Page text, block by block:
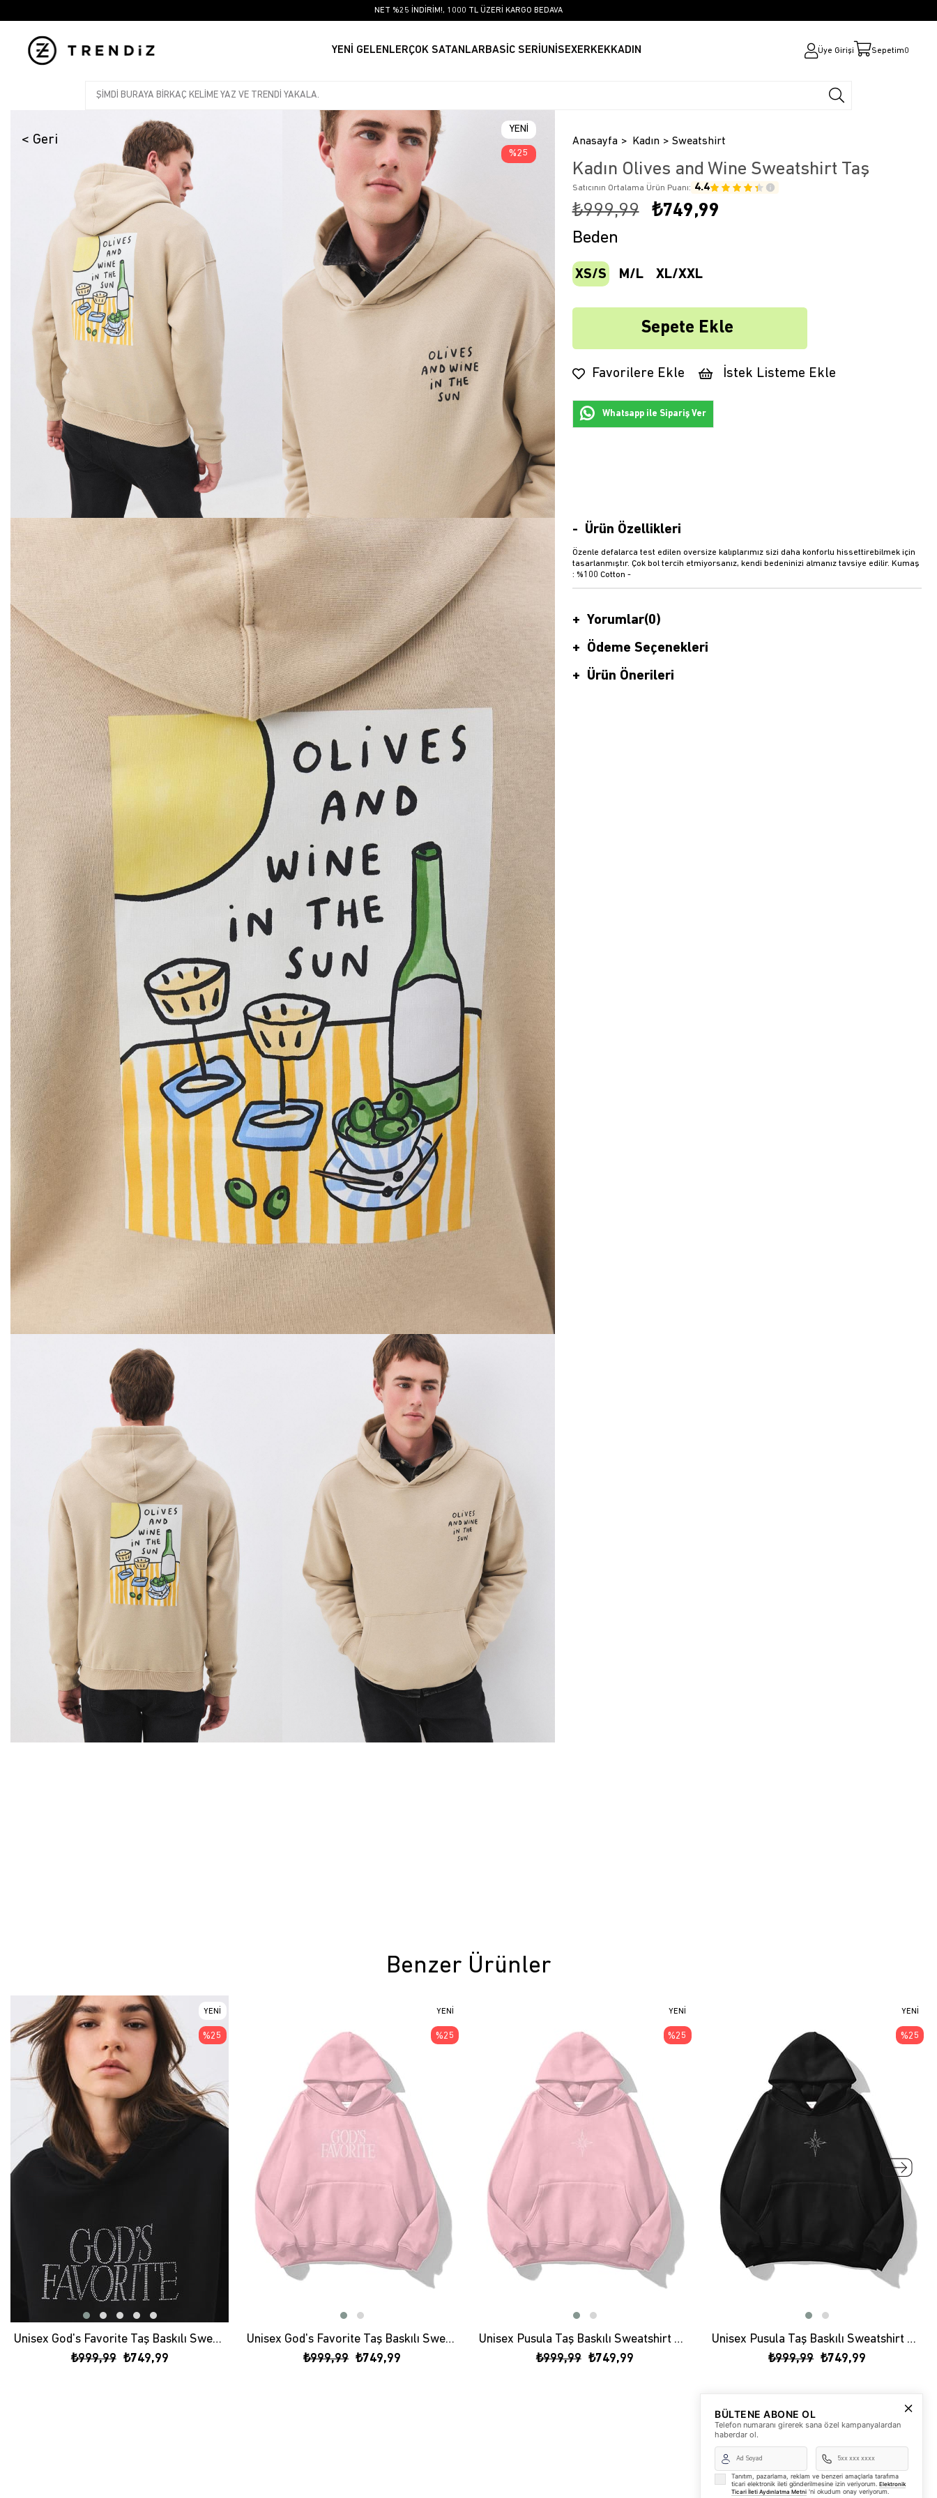
NET %25 İNDİRİM!, 1000 TL ÜZERİ KARGO BEDAVA
YENİ GELENLERÇOK SATANLARBASİC SERİ UNİSEXERKEKKADIN Üye Girişi Sepetim0
YENI
ÜRÜN
25
Anasayfa Kadın Sweatshirt
Kadın Olives and Wine Sweatshirt Taş
Satıcının Ortalama Ürün Puanı: 4.4
₺999,99 ₺749,99
Beden
XS/S M/L XL/XXL
Favorilere Ekle İstek Listeme Ekle
Whatsapp ile Sipariş Ver
Ürün Özellikleri
Özenle defalarca test edilen oversize kalıplarımız sizi daha konforlu hissettirebilmek için
tasarlanmıştır. Çok bol tercih etmiyorsanız, kendi bedeninizi almanız tavsiye edilir. Kumaş
: %100 Cotton -
Yorumlar(0)
Ödeme Seçenekleri
Ürün Önerileri
Benzer Ürünler
Unisex God's Favorite Taş Baskılı Sweatshirt Siyah
₺749,99
₺999,99
YENI
ÜRÜN
%25
Unisex God's Favorite Taş Baskılı Sweatshirt Pembe
₺749,99
₺999,99
YENI
ÜRÜN
%25
Unisex Pusula Taş Baskılı Sweatshirt Pembe
₺749,99
₺999,99
YENI
ÜRÜN
%25
Unisex Pusula Taş Baskılı Sweatshirt Siyah
₺749,99
₺999,99
YENI
ÜRÜN
%25
BÜLTENE ABONE OL
Telefon numaranı girerek sana özel kampanyalardan
haberdar ol.
Tanıtım, pazarlama, reklam ve benzeri amaçlarla tarafıma
ticari elektronik ileti gönderilmesine izin veriyorum. Elektronik
Ticari İleti Aydınlatma Metni 'ni okudum onay veriyorum.